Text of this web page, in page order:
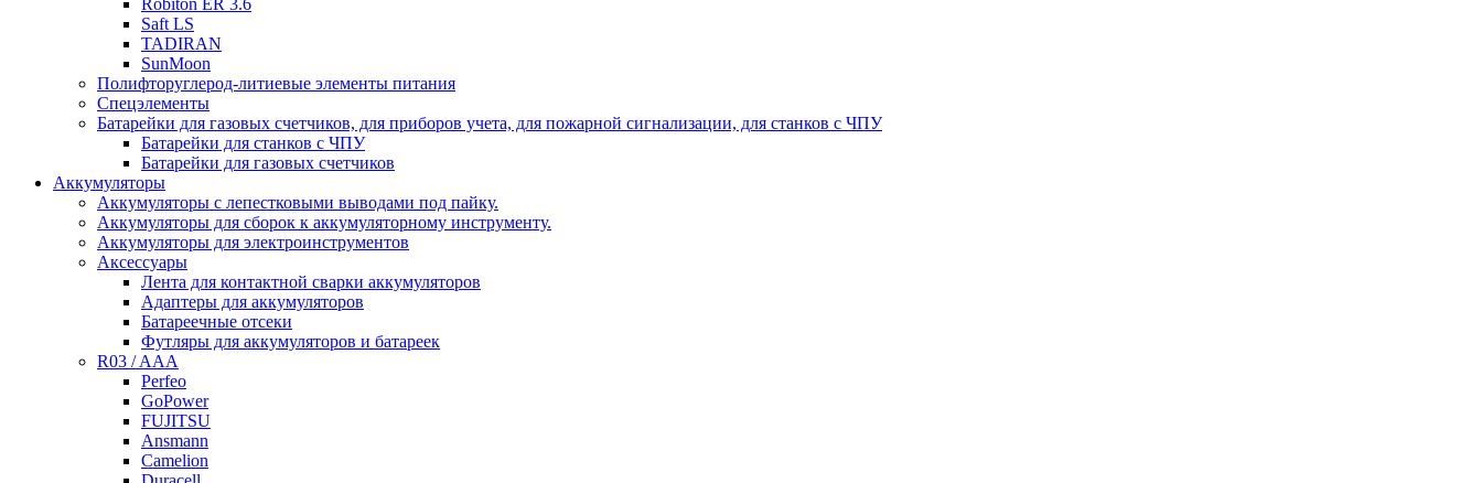
Robiton ER 3.6
Saft LS
TADIRAN
SunMoon
Полифторуглерод-литиевые элементы питания
Спецэлементы
Батарейки для газовых счетчиков, для приборов учета, для пожарной сигнализации, для станков с ЧПУ
Батарейки для станков с ЧПУ
Батарейки для газовых счетчиков
Аккумуляторы
Аккумуляторы с лепестковыми выводами под пайку.
Аккумуляторы для сборок к аккумуляторному инструменту.
Аккумуляторы для электроинструментов
Аксессуары
Лента для контактной сварки аккумуляторов
Адаптеры для аккумуляторов
Батареечные отсеки
Футляры для аккумуляторов и батареек
R03 / AAA
Perfeo
GoPower
FUJITSU
Ansmann
Camelion